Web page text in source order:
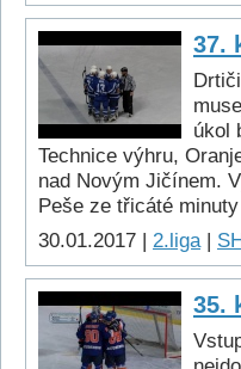
37.
úkol
Technice výhru,
nad Novým Jičínem.
Peše ze třicáté
30.01.2017 | 2.liga|
35.